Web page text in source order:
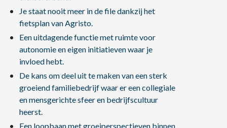
Je staat nooit meer in de file dankzij het
fietsplan van Agristo.
Een uitdagende functie met ruimte voor
autonomie en eigen initiatieven waar je
invloed hebt.
De kans om deel uit te maken van een sterk
groeiend familiebedrijf waar er een collegiale
en mensgerichte sfeer en bedrijfscultuur
heerst.
Een loopbaan met groeiperspectieven binnen